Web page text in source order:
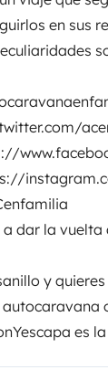
en sus
dar la vuelta
y
autocaravana
Yescapa es